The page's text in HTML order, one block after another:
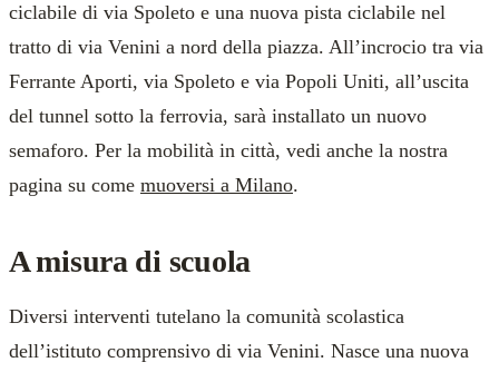
ciclabile di via Spoleto e una nuova pista ciclabile nel
tratto di via Venini a nord della piazza. All’incrocio tra via
Ferrante Aporti, via Spoleto e via Popoli Uniti, all’uscita
del tunnel sotto la ferrovia, sarà installato un nuovo
semaforo. Per la mobilità in città, vedi anche la nostra
pagina su come muoversi a Milano.
A misura di scuola
Diversi interventi tutelano la comunità scolastica
dell’istituto comprensivo di via Venini. Nasce una nuova